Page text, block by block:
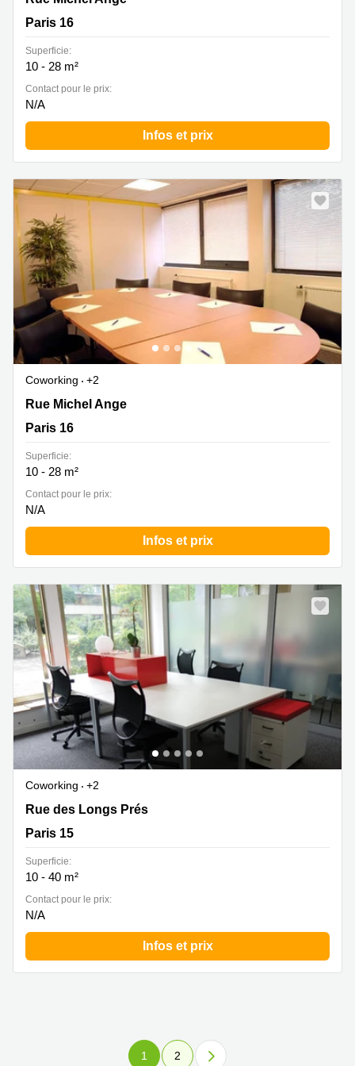
Paris 16
Superficie:
10 - 28 m²
Contact pour le prix:
N/A
Infos et prix
Coworking
+2
114 bis rue Michel-ange, Paris 16
Rue Michel Ange
Paris 16
Superficie:
10 - 28 m²
Contact pour le prix:
N/A
Infos et prix
Coworking
+2
Rue des Longs Prés 31b, Paris 15
Rue des Longs Prés
Paris 15
Superficie:
10 - 40 m²
Contact pour le prix:
N/A
Infos et prix
1 2